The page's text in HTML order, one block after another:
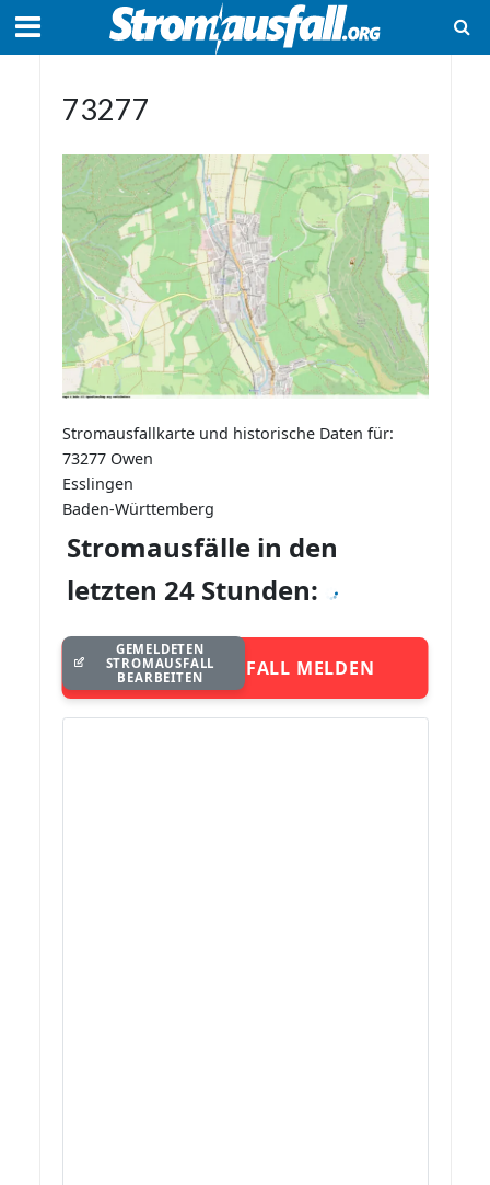
73277
Stromausfallkarte und historische Daten für:
73277 Owen
Esslingen
Baden-Württemberg
Stromausfälle in den
letzten 24 Stunden:
STROMAUSFALL MELDEN
GEMELDETEN
STROMAUSFALL
BEARBEITEN